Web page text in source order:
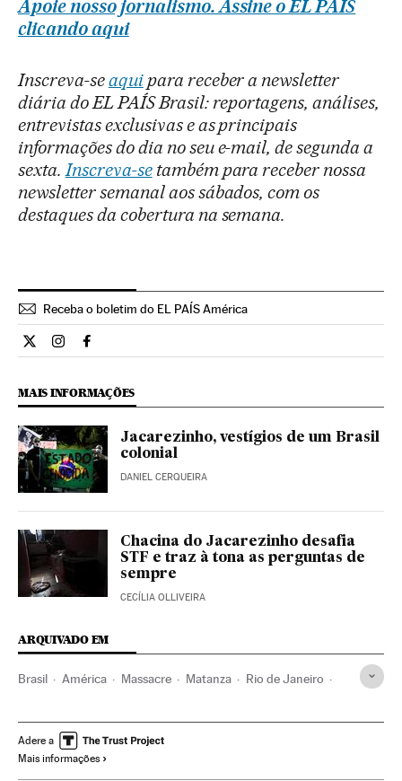
Apoie nosso jornalismo. Assine o EL PAÍS
clicando aqui
Inscreva-seaquipara receber a newsletter
diária do EL PAÍS Brasil: reportagens, análises,
entrevistas exclusivas e as principais
informações do dia no seu e-mail, de segunda a
sexta. Inscreva-setambém para receber nossa
newsletter semanal aos sábados, com os
destaques da cobertura na semana.
Receba o boletim do EL PAÍS América
Opiniao El País Brasil en Twitter
Opiniao El País Brasil en Instagram
Opiniao El País Brasil en Facebook
MAIS INFORMAÇÕES
Jacarezinho, vestígios de um Brasil
colonial
DANIEL CERQUEIRA
Chacina do Jacarezinho desafia
STF e traz à tona as perguntas de
sempre
CECÍLIA OLLIVEIRA
ARQUIVADO EM
Brasil América Massacre Matanza Rio de Janeiro
Violência policial Abuso policial
Assassinatos múltiplos
Adere a
Mais informações